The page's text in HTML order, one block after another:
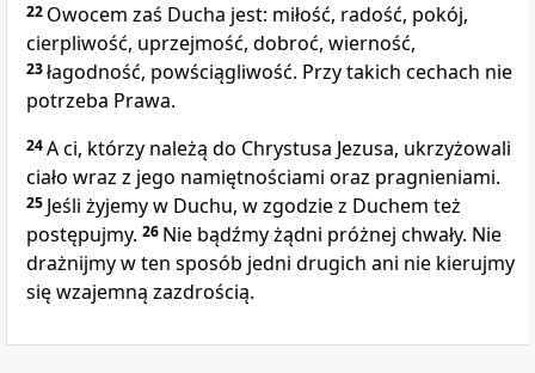
22 Owocem zaś Ducha jest: miłość, radość, pokój,
cierpliwość, uprzejmość, dobroć, wierność,
23łagodność, powściągliwość. Przy takich cechach nie
potrzeba Prawa.
24A ci, którzy należą do Chrystusa Jezusa, ukrzyżowali
ciało wraz z jego namiętnościami oraz pragnieniami.
25 Jeśli żyjemy w Duchu, w zgodzie z Duchem też
postępujmy. 26 Nie bądźmy żądni próżnej chwały. Nie
drażnijmy w ten sposób jedni drugich ani nie kierujmy
się wzajemną zazdrością.